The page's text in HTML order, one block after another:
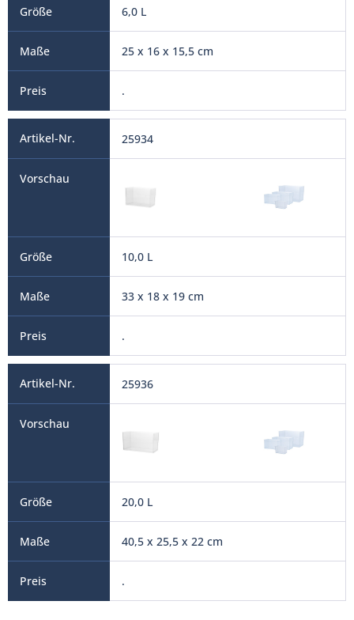
6,0 L
25 x 16 x 15,5 cm
.
25934
10,0 L
33 x 18 x 19 cm
.
25936
20,0 L
40,5 x 25,5 x 22 cm
.